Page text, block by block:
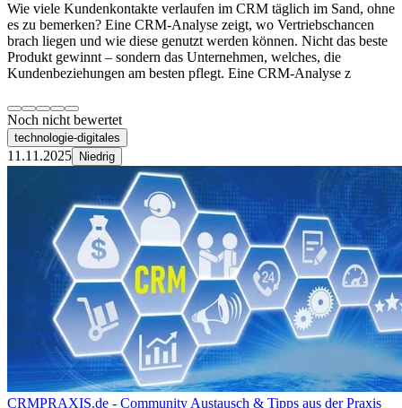
Wie viele Kundenkontakte verlaufen im CRM täglich im Sand, ohne
es zu bemerken? Eine CRM-Analyse zeigt, wo Vertriebschancen
brach liegen und wie diese genutzt werden können. Nicht das beste
Produkt gewinnt – sondern das Unternehmen, welches, die
Kundenbeziehungen am besten pflegt. Eine CRM-Analyse z
Noch nicht bewertet
technologie-digitales
11.11.2025 Niedrig
CRMPRAXIS.de - Community Austausch & Tipps aus der Praxis